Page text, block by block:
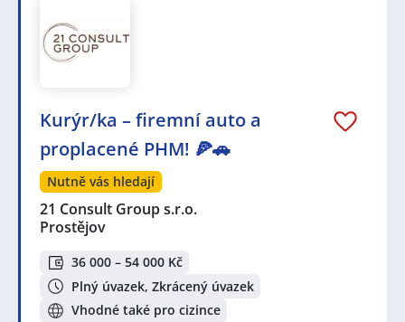
Kurýr/ka – firemní auto a
proplacené PHM! 🍕🚗
Nutně vás hledají
21 Consult Group s.r.o.
Prostějov
36 000 – 54 000 Kč
Plný úvazek, Zkrácený úvazek
Vhodné také pro cizince